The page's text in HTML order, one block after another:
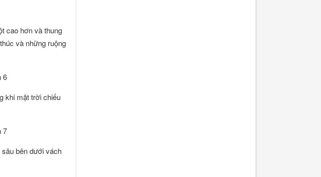
cao hơn và thung
và những ruộng
khi mặt trời chiếu
bên dưới vách